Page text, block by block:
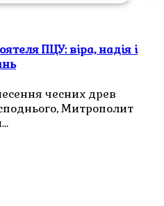
ПЦУ: віра, надія і
чесних древ
Митрополит